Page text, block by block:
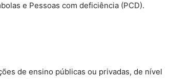
e Pessoas com deficiência (PCD).
de ensino públicas ou privadas, de nível